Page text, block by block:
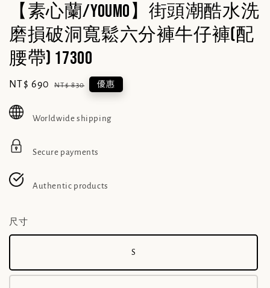
【素心蘭/YOUMO】街頭潮酷水洗
磨損破洞寬鬆六分褲牛仔褲(配
腰帶) 17300
Sale
NT$ 690 Regular
NT$ 830 優惠
Worldwide shipping
Secure payments
Authentic products
尺寸
S